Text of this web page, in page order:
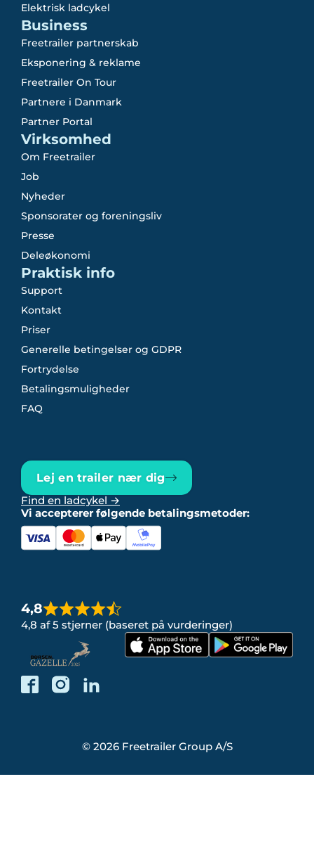
Elektrisk ladcykel
Business
Freetrailer partnerskab
Eksponering & reklame
Freetrailer On Tour
Partnere i Danmark
Partner Portal
Virksomhed
Om Freetrailer
Job
Nyheder
Sponsorater og foreningsliv
Presse
Deleøkonomi
Praktisk info
Support
Kontakt
Priser
Generelle betingelser og GDPR
Fortrydelse
Betalingsmuligheder
FAQ
Lej en trailer nær dig
Find en ladcykel →
Vi accepterer følgende betalingsmetoder:
4,8
4,8 af 5 stjerner (baseret på vurderinger)
© 2026 Freetrailer Group A/S